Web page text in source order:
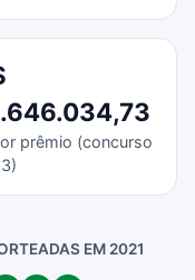
prêmio (concurso
EM 2021